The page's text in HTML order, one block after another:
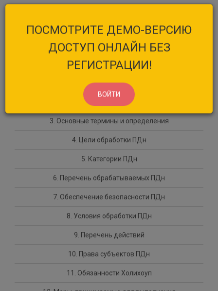
1. Общие положения
2. Основания для обработки ПДн
3. Основные термины и определения
4. Цели обработки ПДн
5. Категории ПДн
6. Перечень обрабатываемых ПДн
7. Обеспечение безопасности ПДн
8. Условия обработки ПДн
9. Перечень действий
10. Права субъектов ПДн
11. Обязанности Холихоуп
ПОСМОТРИТЕ ДЕМО-ВЕРСИЮ
ДОСТУП ОНЛАЙН БЕЗ
РЕГИСТРАЦИИ!
ВОЙТИ